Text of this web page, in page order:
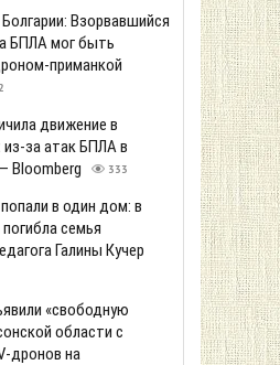
Взорвавшийся
БПЛА мог быть
приманкой
движение в
за атак БПЛА в
Bloomberg
333
в один дом: в
семья
Галины Кучер
«свободную
области с
дронов на